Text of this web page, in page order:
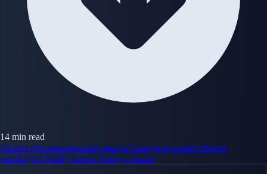
14 min read
#horror#recomendaciones manga #manga de miedo #horror
psicológico #body horror#manga oscuro